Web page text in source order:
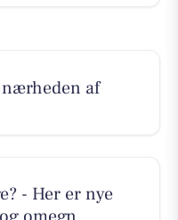
af
- Her er nye